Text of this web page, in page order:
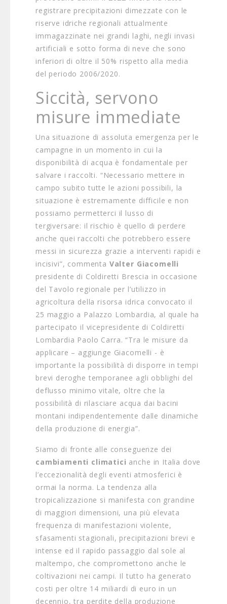
registrare precipitazioni dimezzate con le
riserve idriche regionali attualmente
immagazzinate nei grandi laghi, negli invasi
artificiali e sotto forma di neve che sono
inferiori di oltre il 50% rispetto alla media
del periodo 2006/2020.
Siccità, servono
misure immediate
Una situazione di assoluta emergenza per le
campagne in un momento in cui la
disponibilità di acqua è fondamentale per
salvare i raccolti. “Necessario mettere in
campo subito tutte le azioni possibili, la
situazione è estremamente difficile e non
possiamo permetterci il lusso di
tergiversare: il rischio è quello di perdere
anche quei raccolti che potrebbero essere
messi in sicurezza grazie a interventi rapidi e
incisivi”, commenta Valter Giacomelli
presidente di Coldiretti Brescia in occasione
del Tavolo regionale per l’utilizzo in
agricoltura della risorsa idrica convocato il
25 maggio a Palazzo Lombardia, al quale ha
partecipato il vicepresidente di Coldiretti
Lombardia Paolo Carra. “Tra le misure da
applicare – aggiunge Giacomelli - è
importante la possibilità di disporre in tempi
brevi deroghe temporanee agli obblighi del
deflusso minimo vitale, oltre che la
possibilità di rilasciare acqua dai bacini
montani indipendentemente dalle dinamiche
della produzione di energia”.
Siamo di fronte alle conseguenze dei
cambiamenti climatici anche in Italia dove
l’eccezionalità degli eventi atmosferici è
ormai la norma. La tendenza alla
tropicalizzazione si manifesta con grandine
di maggiori dimensioni, una più elevata
frequenza di manifestazioni violente,
sfasamenti stagionali, precipitazioni brevi e
intense ed il rapido passaggio dal sole al
maltempo, che compromettono anche le
coltivazioni nei campi. Il tutto ha generato
costi per oltre 14 miliardi di euro in un
decennio, tra perdite della produzione